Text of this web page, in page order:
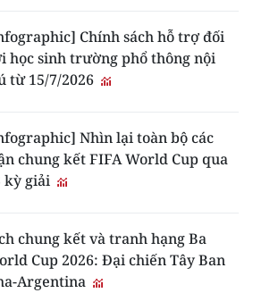
Chính sách hỗ trợ đối
học sinh trường phổ thông nội
từ 15/7/2026
Nhìn lại toàn bộ các
chung kết FIFA World Cup qua
kỳ giải
chung kết và tranh hạng Ba
Cup 2026: Đại chiến Tây Ban
Argentina